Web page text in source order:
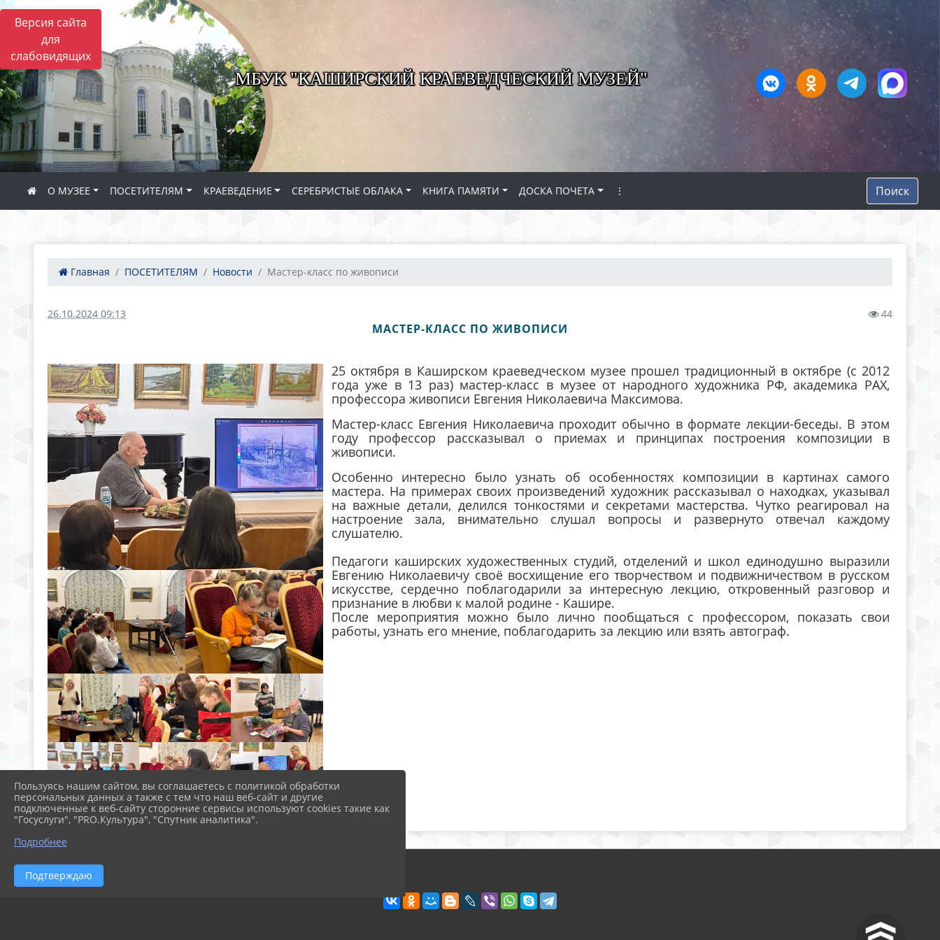
Версия сайта
для
слабовидящих
МБУК "КАШИРСКИЙ КРАЕВЕДЧЕСКИЙ МУЗЕЙ"
О МУЗЕЕ ПОСЕТИТЕЛЯМ КРАЕВЕДЕНИЕ СЕРЕБРИСТЫЕ ОБЛАКА КНИГА ПАМЯТИ ДОСКА ПОЧЕТА ⋮ Поиск
Главная ПОСЕТИТЕЛЯМ Новости Мастер-класс по живописи
26.10.2024 09:13 44
МАСТЕР-КЛАСС ПО ЖИВОПИСИ
25 октября в Каширском краеведческом музее прошел традиционный в октябре (с 2012
года уже в 13 раз) мастер-класс в музее от народного художника РФ, академика РАХ,
профессора живописи Евгения Николаевича Максимова.
Мастер-класс Евгения Николаевича проходит обычно в формате лекции-беседы. В этом
году профессор рассказывал о приемах и принципах построения композиции в
живописи.
Особенно интересно было узнать об особенностях композиции в картинах самого
мастера. На примерах своих произведений художник рассказывал о находках, указывал
на важные детали, делился тонкостями и секретами мастерства. Чутко реагировал на
настроение зала, внимательно слушал вопросы и развернуто отвечал каждому
слушателю.
Педагоги каширских художественных студий, отделений и школ единодушно выразили
Евгению Николаевичу своё восхищение его творчеством и подвижничеством в русском
искусстве, сердечно поблагодарили за интересную лекцию, откровенный разговор и
признание в любви к малой родине - Кашире.
После мероприятия можно было лично пообщаться с профессором, показать свои
работы, узнать его мнение, поблагодарить за лекцию или взять автограф.
^
Пользуясь нашим сайтом, вы соглашаетесь с политикой обработки
персональных данных а также с тем что наш веб-сайт и другие
подключенные к веб-сайту сторонние сервисы используют cookies такие как
"Госуслуги", "PRO.Культура", "Спутник аналитика".
Подробнее
Подтверждаю